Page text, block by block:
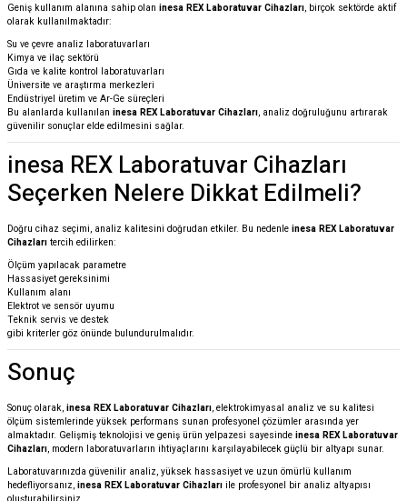
Geniş kullanım alanına sahip olan inesa REX Laboratuvar Cihazları, birçok sektörde aktif
olarak kullanılmaktadır:
Su ve çevre analiz laboratuvarları
Kimya ve ilaç sektörü
Gıda ve kalite kontrol laboratuvarları
Üniversite ve araştırma merkezleri
Endüstriyel üretim ve Ar-Ge süreçleri
Bu alanlarda kullanılan inesa REX Laboratuvar Cihazları, analiz doğruluğunu artırarak
güvenilir sonuçlar elde edilmesini sağlar.
inesa REX Laboratuvar Cihazları
Seçerken Nelere Dikkat Edilmeli?
Doğru cihaz seçimi, analiz kalitesini doğrudan etkiler. Bu nedenle inesa REX Laboratuvar
Cihazları tercih edilirken:
Ölçüm yapılacak parametre
Hassasiyet gereksinimi
Kullanım alanı
Elektrot ve sensör uyumu
Teknik servis ve destek
gibi kriterler göz önünde bulundurulmalıdır.
Sonuç
Sonuç olarak, inesa REX Laboratuvar Cihazları, elektrokimyasal analiz ve su kalitesi
ölçüm sistemlerinde yüksek performans sunan profesyonel çözümler arasında yer
almaktadır. Gelişmiş teknolojisi ve geniş ürün yelpazesi sayesinde inesa REX Laboratuvar
Cihazları, modern laboratuvarların ihtiyaçlarını karşılayabilecek güçlü bir altyapı sunar.
Laboratuvarınızda güvenilir analiz, yüksek hassasiyet ve uzun ömürlü kullanım
hedefliyorsanız, inesa REX Laboratuvar Cihazları ile profesyonel bir analiz altyapısı